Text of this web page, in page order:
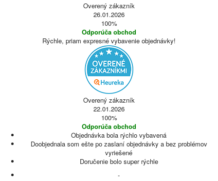
Overený zákazník
26.01.2026
100%
Odporúča obchod
Rýchle, priam expresné vybavenie objednávky!
Overený zákazník
22.01.2026
100%
Odporúča obchod
Objednávka bola rýchlo vybavená
Doobjednala som ešte po zaslaní objednávky a bez problémov
vyriešené
Doručenie bolo super rýchle
-